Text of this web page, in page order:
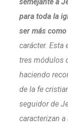
para toda la
ser más
carácter. Esta
tres módulos
haciendo
de la fe
seguidor de
caracterizan